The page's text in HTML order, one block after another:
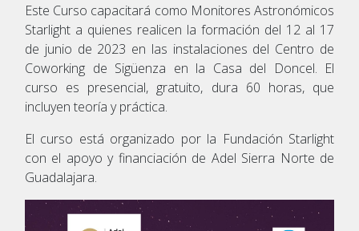
Este Curso capacitará como Monitores Astronómicos
Starlight a quienes realicen la formación del 12 al 17
de junio de 2023 en las instalaciones del Centro de
Coworking de Sigüenza en la Casa del Doncel. El
curso es presencial, gratuito, dura 60 horas, que
incluyen teoría y práctica.
El curso está organizado por la Fundación Starlight
con el apoyo y financiación de Adel Sierra Norte de
Guadalajara.